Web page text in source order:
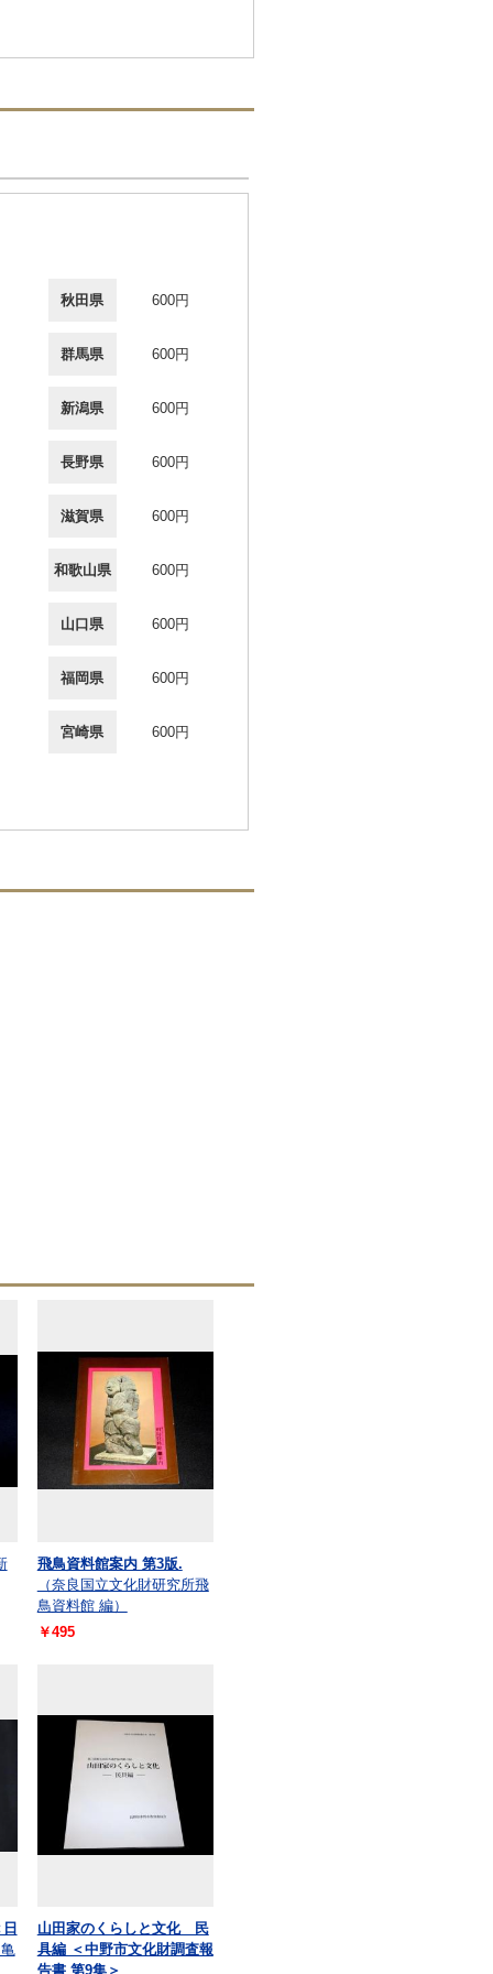
秋田県 600円
群馬県 600円
新潟県 600円
長野県 600円
滋賀県 600円
和歌山県 600円
山口県 600円
福岡県 600円
宮崎県 600円
飛鳥資料館案内 第3版.
（奈良国立文化財研究所飛
鳥資料館 編）
￥495
亀
山田家のくらしと文化 民
具編 ＜中野市文化財調査報
告書 第9集＞